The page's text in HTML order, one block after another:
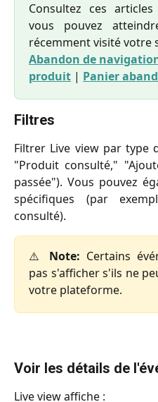
Consultez ces
vous pouvez
récemment visité votre
Abandon de
produit | Panier
Filtres
Filtrer Live view par type
"Produit consulté,"
passée"). Vous pouvez
spécifiques (par
consulté).
⚠️ Note: Certains
pas s'afficher s'ils ne
votre plateforme.
Voir les détails de
Live view affiche :